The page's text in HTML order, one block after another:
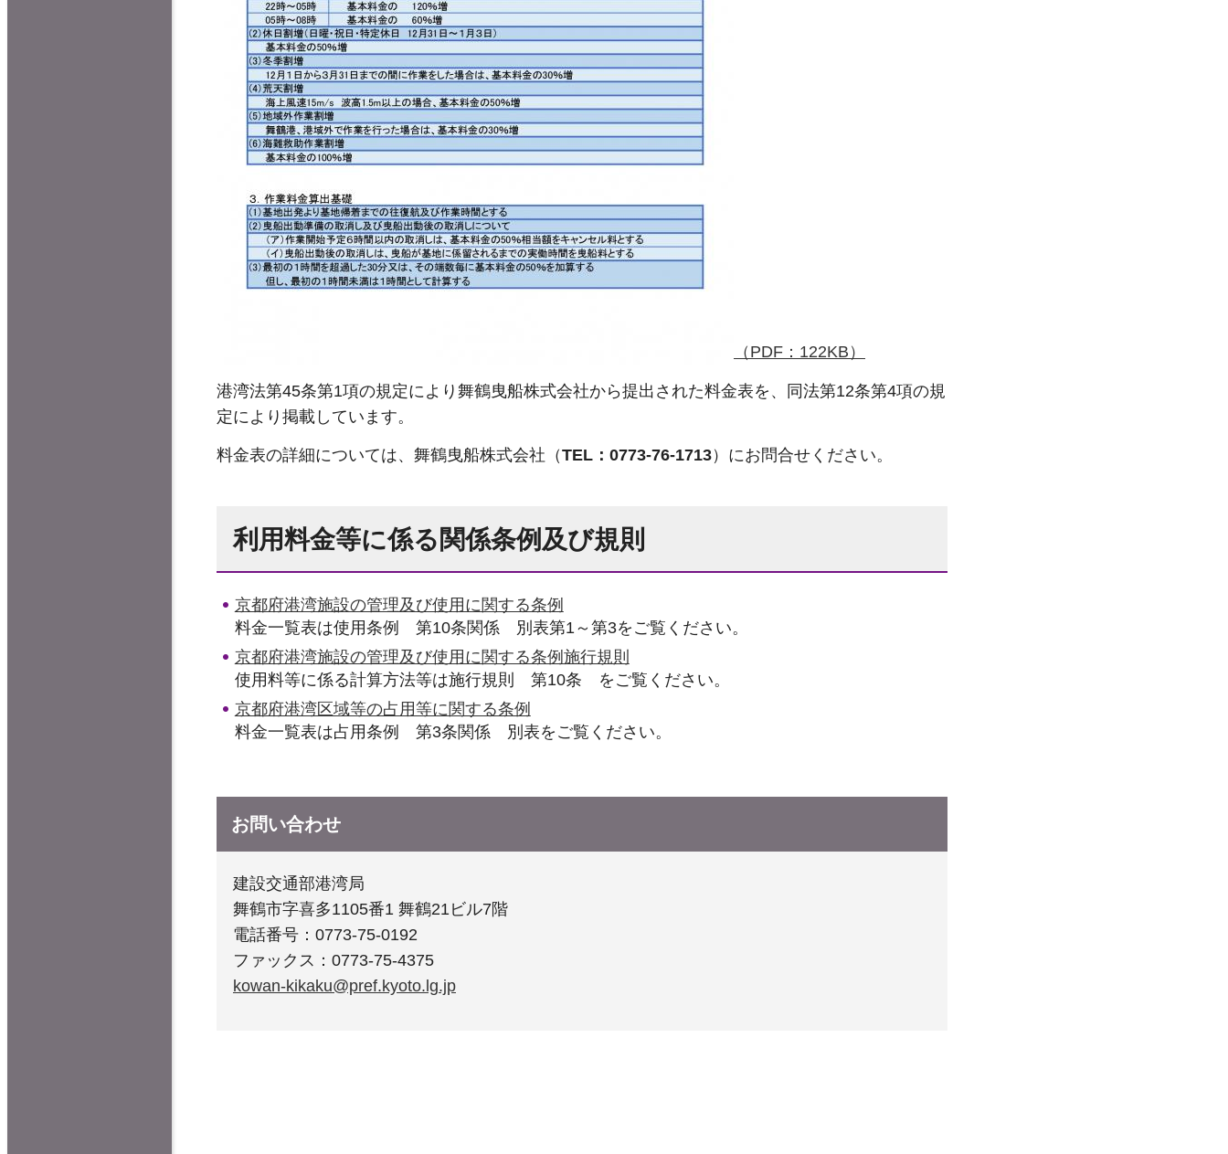
（PDF：122KB）
港湾法第45条第1項の規定により舞鶴曳船株式会社から提出された料金表を、同法第12条第4項の規
定により掲載しています。
料金表の詳細については、舞鶴曳船株式会社（TEL：0773-76-1713）にお問合せください。
利用料金等に係る関係条例及び規則
京都府港湾施設の管理及び使用に関する条例
料金一覧表は使用条例 第10条関係 別表第1～第3をご覧ください。
京都府港湾施設の管理及び使用に関する条例施行規則
使用料等に係る計算方法等は施行規則 第10条 をご覧ください。
京都府港湾区域等の占用等に関する条例
料金一覧表は占用条例 第3条関係 別表をご覧ください。
お問い合わせ
建設交通部港湾局
舞鶴市字喜多1105番1 舞鶴21ビル7階
電話番号：0773-75-0192
ファックス：0773-75-4375
kowan-kikaku@pref.kyoto.lg.jp